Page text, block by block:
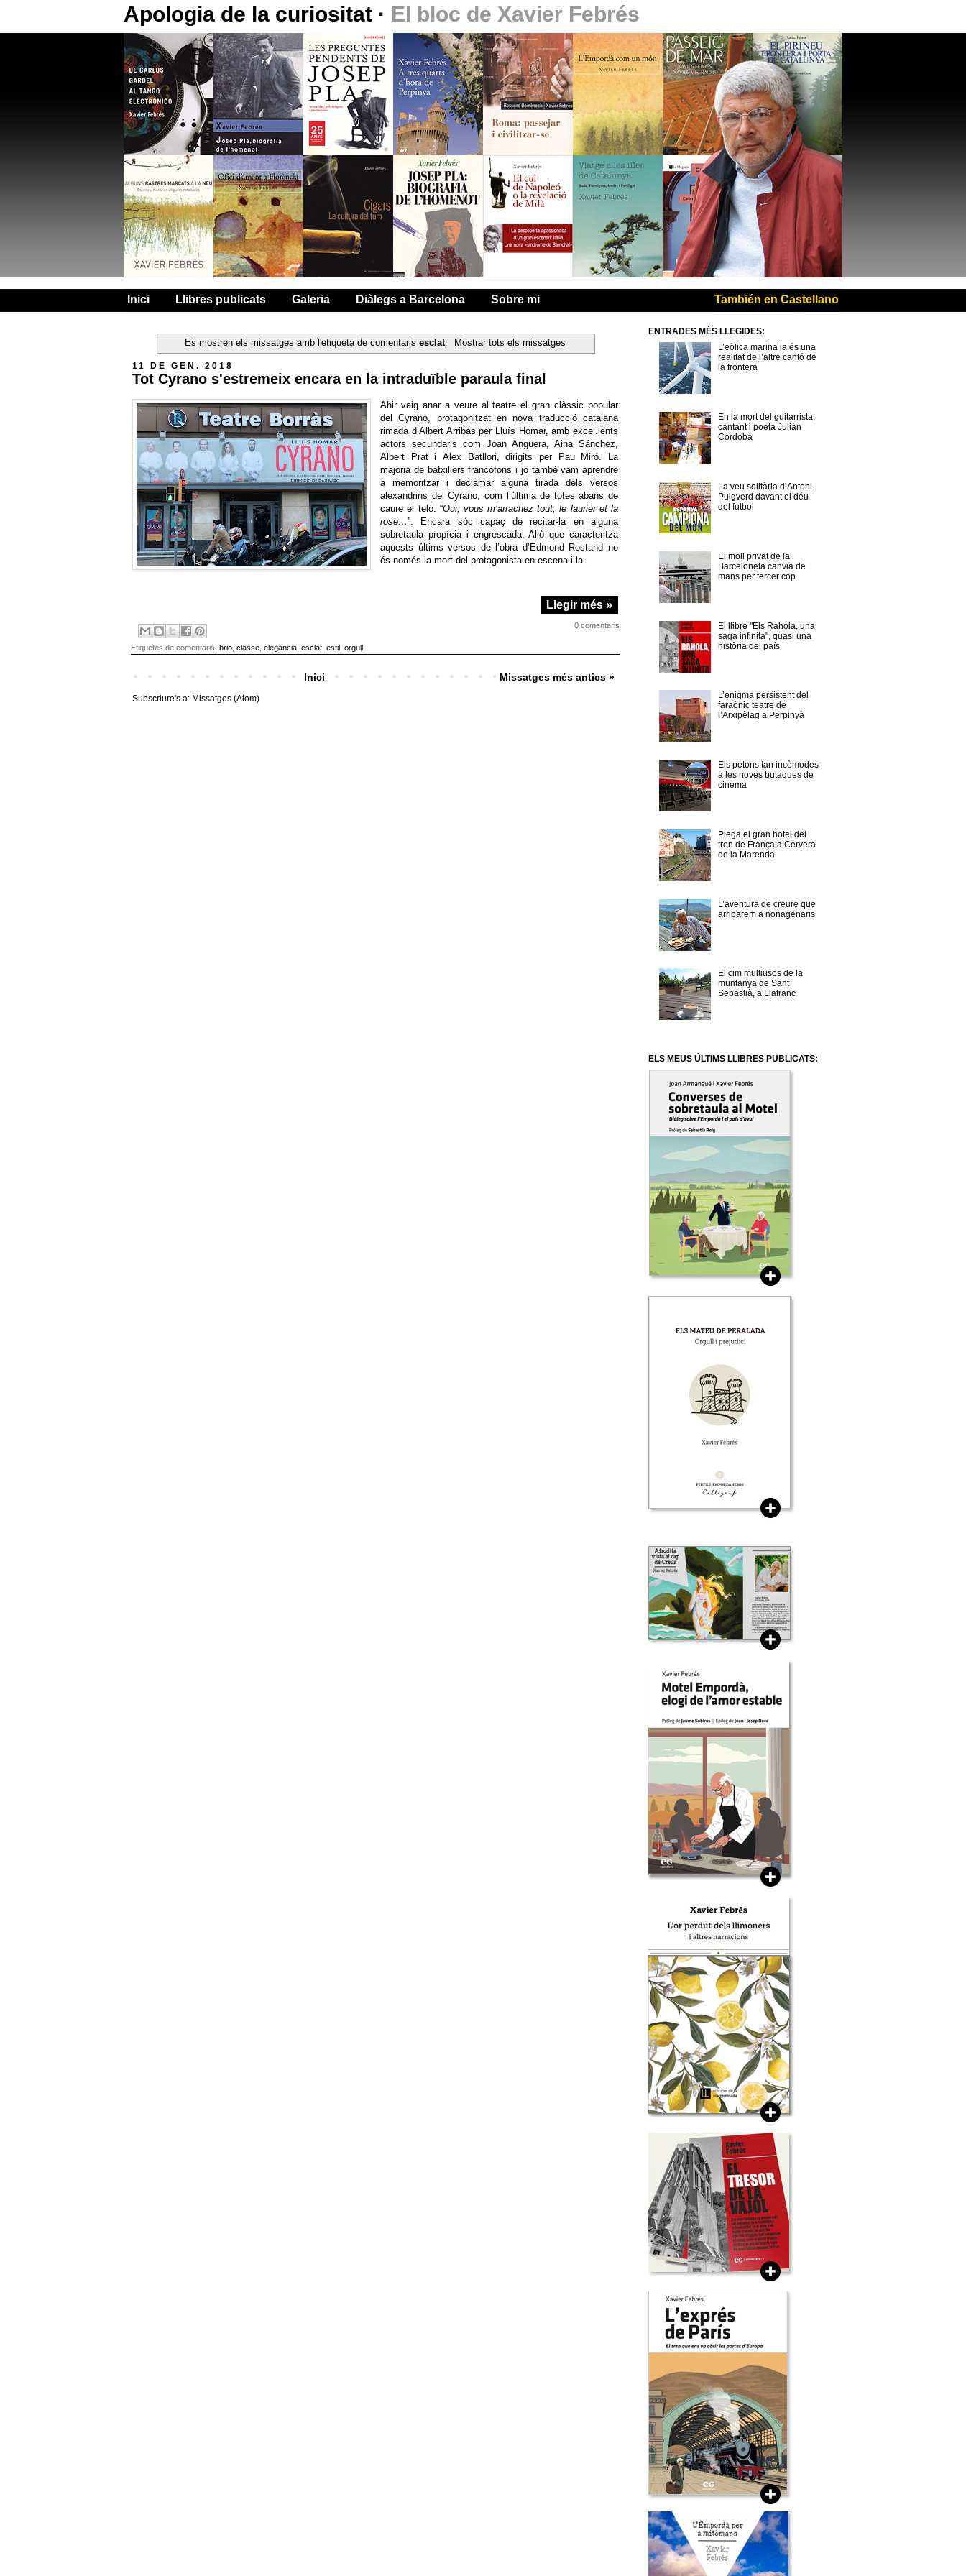
Apologia de la curiositat · El bloc de Xavier Febrés
Inici Llibres publicats Galeria Diàlegs a Barcelona Sobre mi También en Castellano
Es mostren els missatges amb l'etiqueta de comentaris esclat. Mostrar tots els missatges
11 DE GEN. 2018
Tot Cyrano s'estremeix encara en la intraduïble paraula final
Ahir vaig anar a veure al teatre el gran clàssic popular
del Cyrano, protagonitzat en nova traducció catalana
rimada d’Albert Arribas per Lluís Homar, amb excel.lents
actors secundaris com Joan Anguera, Aina Sánchez,
Albert Prat i Àlex Batllori, dirigits per Pau Miró. La
majoria de batxillers francòfons i jo també vam aprendre
a memoritzar i declamar alguna tirada dels versos
alexandrins del Cyrano, com l’última de totes abans de
caure el teló: “Oui, vous m’arrachez tout, le laurier et la
rose…”. Encara sóc capaç de recitar-la en alguna
sobretaula propícia i engrescada. Allò que caracteritza
aquests últims versos de l’obra d’Edmond Rostand no
és només la mort del protagonista en escena i la
Llegir més »
0 comentaris
Etiquetes de comentaris: brio classe elegància esclat estil orgull
Missatges més antics »
Inici
Subscriure's a: Missatges (Atom)
ENTRADES MÉS LLEGIDES:
L’eòlica marina ja és una
realitat de l’altre cantó de
la frontera
En la mort del guitarrista,
cantant i poeta Julián
Córdoba
La veu solitària d’Antoni
Puigverd davant el déu
del futbol
El moll privat de la
Barceloneta canvia de
mans per tercer cop
El llibre "Els Rahola, una
saga infinita", quasi una
història del país
L’enigma persistent del
faraònic teatre de
l’Arxipèlag a Perpinyà
Els petons tan incòmodes
a les noves butaques de
cinema
Plega el gran hotel del
tren de França a Cervera
de la Marenda
L’aventura de creure que
arribarem a nonagenaris
El cim multiusos de la
muntanya de Sant
Sebastià, a Llafranc
ELS MEUS ÚLTIMS LLIBRES PUBLICATS: